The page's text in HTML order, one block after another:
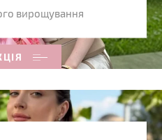
вирощування